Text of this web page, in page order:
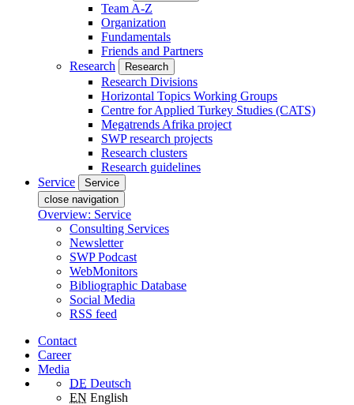
Team A-Z
Organization
Fundamentals
Friends and Partners
Research
Research
Research Divisions
Horizontal Topics Working Groups
Centre for Applied Turkey Studies (CATS)
Megatrends Afrika project
SWP research projects
Research clusters
Research guidelines
Service
Service
close navigation
Overview: Service
Consulting Services
Newsletter
SWP Podcast
WebMonitors
Bibliographic Database
Social Media
RSS feed
Contact
Career
Media
DE Deutsch
EN English